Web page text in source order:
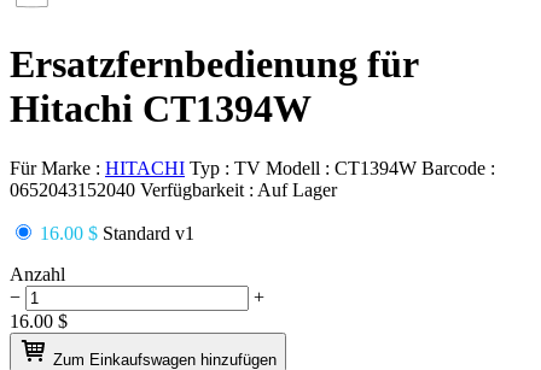
Ersatzfernbedienung für
Hitachi CT1394W
Für Marke : HITACHI Typ : TV Modell : CT1394W Barcode :
0652043152040 Verfügbarkeit : Auf Lager
16.00 $ Standard v1
Anzahl
−
+
16.00 $
Zum Einkaufswagen hinzufügen